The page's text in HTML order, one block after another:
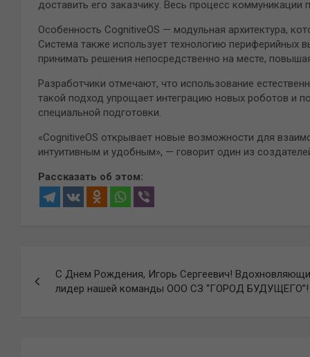
доставить его заказчику. Весь процесс
Особенность CognitiveOS — модульная архитектура,
Система также использует технологию периферийных
принимать решения непосредственно на месте,
Разработчики отмечают, что использование
такой подход упрощает интеграцию новых роботов и
специальной подготовки.
«CognitiveOS открывает новые возможности для
интуитивным и удобным», — говорит один из
Рассказать об этом:
по
С Днем Рождения, Игорь Сергеевич!
лидер нашей команды ООО СЗ “ГОРОД БУДУЩЕГО”!